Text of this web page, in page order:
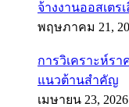
จ้างงานออสเตร
พฤษภาคม 21,
การวิเคราะห์ร
แนวต้านสำคัญ
เมษายน 23, 2026